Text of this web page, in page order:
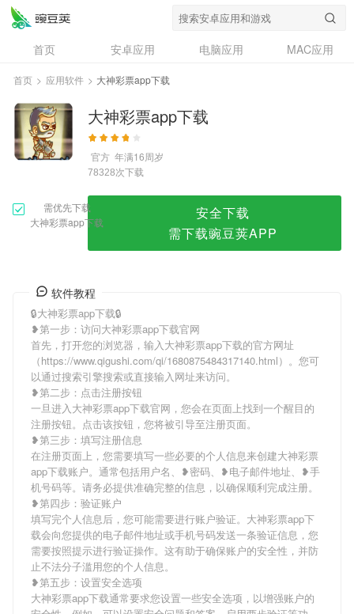
首页 安卓应用 电脑应用
MAC应用
资讯
专题
问答
首页 > 应用软件 > 大神彩票app下载
大神彩票app下载
官方 年满16周岁
78328次下载
需优先下载
大神彩票app下载
安全下载
需下载豌豆荚APP
软件教程
🔒大神彩票app下载🔒
❥第一步：访问大神彩票app下载官网
首先，打开您的浏览器，输入大神彩票app下载的官方网址
（https://www.qigushi.com/qi/1680875484317140.html）。您可
以通过搜索引擎搜索或直接输入网址来访问。
❥第二步：点击注册按钮
一旦进入大神彩票app下载官网，您会在页面上找到一个醒目的
注册按钮。点击该按钮，您将被引导至注册页面。
❥第三步：填写注册信息
在注册页面上，您需要填写一些必要的个人信息来创建大神彩票
app下载账户。通常包括用户名、❥密码、❥电子邮件地址、❥手
机号码等。请务必提供准确完整的信息，以确保顺利完成注册。
❥第四步：验证账户
填写完个人信息后，您可能需要进行账户验证。大神彩票app下
载会向您提供的电子邮件地址或手机号码发送一条验证信息，您
需要按照提示进行验证操作。这有助于确保账户的安全性，并防
止不法分子滥用您的个人信息。
❥第五步：设置安全选项
大神彩票app下载通常要求您设置一些安全选项，以增强账户的